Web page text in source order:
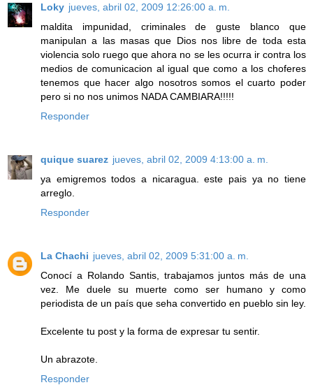
Loky jueves, abril 02, 2009 12:26:00 a. m.
maldita impunidad, criminales de guste blanco que
manipulan a las masas que Dios nos libre de toda esta
violencia solo ruego que ahora no se les ocurra ir contra los
medios de comunicacion al igual que como a los choferes
tenemos que hacer algo nosotros somos el cuarto poder
pero si no nos unimos NADA CAMBIARA!!!!!
Responder
quique suarez jueves, abril 02, 2009 4:13:00 a. m.
ya emigremos todos a nicaragua. este pais ya no tiene
arreglo.
Responder
La Chachi jueves, abril 02, 2009 5:31:00 a. m.
Conocí a Rolando Santis, trabajamos juntos más de una
vez. Me duele su muerte como ser humano y como
periodista de un país que seha convertido en pueblo sin ley.
Excelente tu post y la forma de expresar tu sentir.
Un abrazote.
Responder